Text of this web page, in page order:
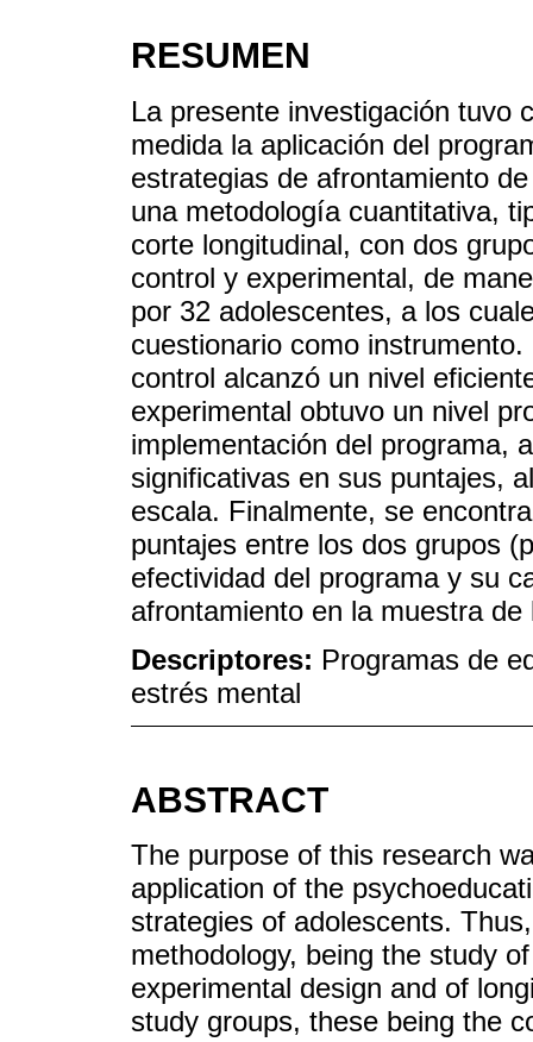
RESUMEN
La presente investigación tuvo
medida la aplicación del
estrategias de afrontamiento
una metodología cuantitativa,
corte longitudinal, con dos
control y experimental, de
por 32 adolescentes, a los
cuestionario como
control alcanzó un nivel
experimental obtuvo un nivel
implementación del programa,
significativas en sus puntajes,
escala. Finalmente, se
puntajes entre los dos grupos
efectividad del programa y su
afrontamiento en la muestra
Descriptores: Programas de
estrés mental
ABSTRACT
The purpose of this research
application of the
strategies of adolescents.
methodology, being the study
experimental design and of
study groups, these being the